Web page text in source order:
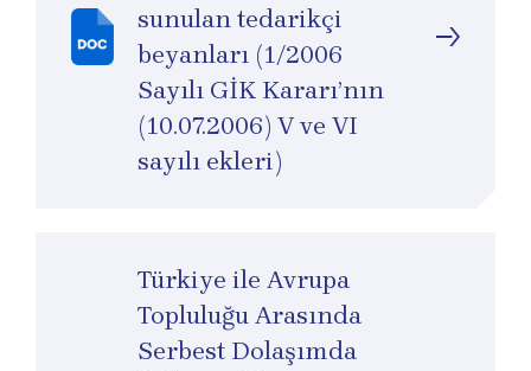
sunulan tedarikçi
beyanları (1/2006
Sayılı GİK Kararı’nın
(10.07.2006) V ve VI
sayılı ekleri)
Türkiye ile Avrupa
Topluluğu Arasında
Serbest Dolaşımda